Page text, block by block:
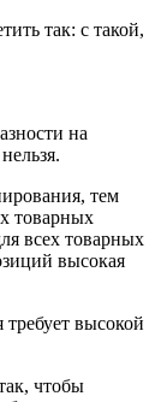
так: с такой,
на
тем
товарных
всех товарных
высокая
высокой
чтобы